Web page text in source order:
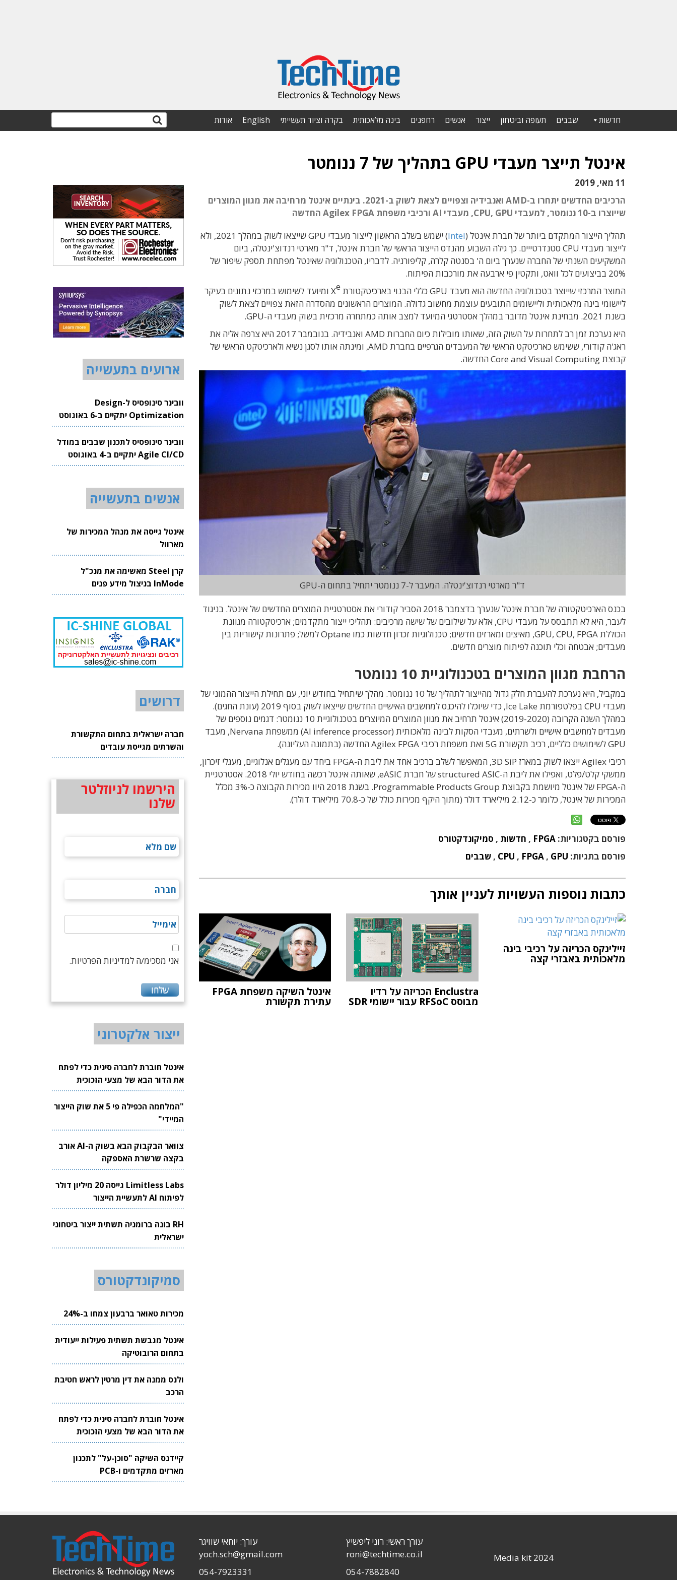
חדשות שבבים תעופה וביטחון ייצור אנשים רחפנים בינה מלאכותית בקרה וציוד תעשייתי English אודות
אינטל תייצר מעבדי GPU בתהליך של 7 ננומטר
11 מאי, 2019
הרכיבים החדשים יתחרו ב-AMD ואנבידיה וצפויים לצאת לשוק ב-2021. בינתיים אינטל מרחיבה את מגוון המוצרים
שייוצרו ב-10 ננומטר, למעבדי CPU, GPU, מעבדי AI ורכיבי משפחת Agilex FPGA החדשה
תהליך הייצור המתקדם ביותר של חברת אינטל (Intel
) ישמש בשלב הראשון לייצור מעבדי GPU שייצאו לשוק במהלך 2021, ולא
לייצור מעבדי CPU סטנדרטייים. כך גילה השבוע מהנדס הייצור הראשי של חברת אינטל, ד"ר מארטי רנדוצ'ינטלה, ביום
המשקיעים השנתי של החברה שנערך ביום ה' בסנטה קלרה, קליפורניה. לדבריו, הטכנולוגיה שאינטל מפתחת תספק שיפור של
20% בביצועים לכל וואט, ותקטין פי ארבעה את מורכבות הפיתוח.
המוצר המרכזי שייוצר בטכנולוגיה החדשה הוא מעבד GPU כללי הבנוי בארכיטקטורת X
e
ומיועד לשימוש במרכזי נתונים בעיקר
ליישומי בינה מלאכותית וליישומים התובעים עוצמת מחשוב גדולה. המוצרים הראשונים מהסדרה הזאת צפויים לצאת לשוק
בשנת 2021. מבחינת אינטל מדובר במהלך אסטרטגי המיועד למצב אותה כמתחרה מרכזית בשוק מעבדי ה-GPU.
היא נערכת זמן רב לתחרות על השוק הזה, שאותו מובילות כיום החברות AMD ואנבידיה. בנובמבר 2017 היא צרפה אליה את
ראג'ה קודורי, ששימש כארכיטקט הראשי של המעבדים הגרפיים בחברת AMD, ומינתה אותו לסגן נשיא ולארכיטקט הראשי של
קבוצת Core and Visual Computing החדשה.
ד"ר מארטי רנדוצ'ינטלה. המעבר ל-7 ננומטר יתחיל בתחום ה-GPU
בכנס הארכיטקטורה של חברת אינטל שנערך בדצמבר 2018 הסביר קודורי את אסטרטגיית המוצרים החדשים של אינטל. בניגוד
לעבר, היא לא תתבסס על מעבדי CPU, אלא על שילובים של שישה מרכיבים: תהליכי ייצור מתקדמים; ארכיטקטורה מגוונת
הכוללת GPU, CPU, FPGA, מאיצים ומארזים חדשים; טכנולוגיות זכרון חדשות כמו Optane למשל; פתרונות קישוריות בין
מעבדים; אבטחה וכלי תוכנה לפיתוח מוצרים חדשים.
הרחבת מגוון המוצרים בטכנולוגיית 10 ננומטר
במקביל, היא נערכת להעברת חלק גדול מהייצור לתהליך של 10 ננומטר. מהלך שיתחיל בחודש יוני, עם תחילת הייצור ההמוני של
מעבדי CPU בפלטפורמת Ice Lake, כדי שיוכלו להיכנס למחשבים האישיים החדשים שייצאו לשוק בסוף 2019 (עונת החגים).
במהלך השנה הקרובה (2019-2020) אינטל תרחיב את מגוון המוצרים המיוצרים בטכנולוגיית 10 ננומטר: דגמים נוספים של
מעבדים למחשבים אישיים ולשרתים, מעבדי הסקות לבינה מלאכותית (AI inference processor) ממשפחת Nervana, מעבד
GPU לשימושים כלליים, רכיב תקשורת 5G ואת משפחת רכיבי Agilex FPGA החדשה (בתמונה העליונה).
רכיבי Agilex ייצאו לשוק במארז 3D SiP, המאפשר לשלב ברכיב אחד את ליבת ה-FPGA ביחד עם מעגלים אנלוגיים, מעגלי זיכרון,
ממשקי קלט/פלט, ואפילו את ליבת ה-structured ASIC של חברת eASIC, שאותה אינטל רכשה בחודש יולי 2018. אסטרטגיית
ה-FPGA של אינטל מיושמת בקבוצת Programmable Products Group. בשנת 2018 היוו מכירות הקבוצה כ-3% מכלל
המכירות של אינטל, כלומר כ-2.12 מיליארד דולר (מתוך היקף מכירות כולל של כ-70.8 מיליארד דולר).
פורסם בקטגוריות: FPGA
, חדשות , סמיקונדקטורס
פורסם בתגיות:
CPU , FPGA , GPU
, שבבים
כתבות נוספות העשויות לעניין אותך
זיילינקס הכריזה על רכיבי בינה
מלאכותית באבזרי קצה
Enclustra הכריזה על רדיו
מבוסס RFSoC עבור יישומי SDR
אינטל השיקה משפחת FPGA
עתירת תקשורת
ארועים בתעשייה
וובינר סינופסיס ל-Design
Optimization יתקיים ב-6 באוגוסט
2026
וובינר סינופסיס לתכנון שבבים במודל
Agile CI/CD יתקיים ב-4 באוגוסט
2026
אנשים בתעשייה
אינטל גייסה את מנהל המכירות של
מארוול
קרן Steel מאשימה את מנכ"ל
InMode בניצול מידע פנים
דרושים
חברה ישראלית בתחום התקשורת
והשרתים מגייסת עובדים
הירשמו לניוזלטר
שלנו
אני מסכימ/ה למדיניות הפרטיות.
ייצור אלקטרוני
אינטל חוברת לחברה סינית כדי לפתח
את הדור הבא של מצעי הזכוכית
לשבבים
"המלחמה הכפילה פי 5 את שוק הייצור
המיידי"
צוואר הבקבוק הבא בשוק ה-AI אורב
בקצה שרשרת האספקה
Limitless Labs גייסה 20 מיליון דולר
לפיתוח AI לתעשיית הייצור
RH בונה ברומניה תשתית ייצור ביטחוני
ישראלית
סמיקונדקטורס
מכירות טאואר ברבעון צמחו ב-24%
אינטל מגבשת תשתית פעילות ייעודית
בתחום הרובוטיקה
ולנס ממנה את דין מרטין לראש חטיבת
הרכב
אינטל חוברת לחברה סינית כדי לפתח
את הדור הבא של מצעי הזכוכית
לשבבים
קיידנס השיקה "סוכן-על" לתכנון
מארזים מתקדמים ו-PCB
Media kit 2024
עורך ראשי: רוני ליפשיץ
roni@techtime.co.il
054-7882840
עורך: יוחאי שוויגר
yoch.sch@gmail.com
054-7923331